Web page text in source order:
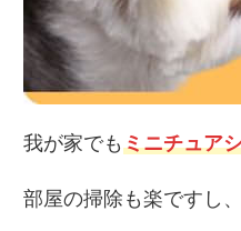
我が家でもミニチュア
部屋の掃除も楽ですし